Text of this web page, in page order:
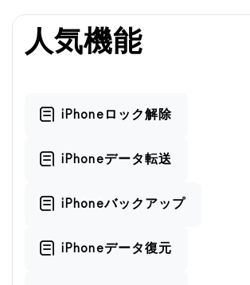
人気機能
iPhoneロック解除
iPhoneデータ転送
iPhoneバックアップ
iPhoneデータ復元